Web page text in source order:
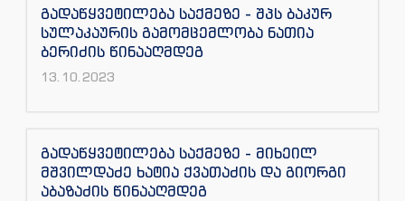
გადაწყვეტილება საქმეზე - შპს ბაკურ
სულაკაურის გამომცემლობა ნათია
ბერიძის წინააღმდეგ
13.10.2023
გადაწყვეტილება საქმეზე - მიხეილ
მშვილდაძე ხატია ქვათაძის და გიორგი
აბაზაძის წინააღმდეგ